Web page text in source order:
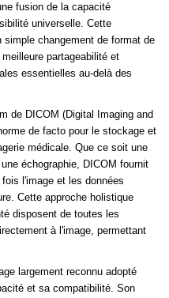
fusion de la capacité
universelle. Cette
changement de format de
partageabilité et
essentielles au-delà des
de DICOM (Digital Imaging and
de facto pour le stockage et
médicale. Que ce soit une
échographie, DICOM fournit
l'image et les données
Cette approche holistique
disposent de toutes les
à l'image, permettant
largement reconnu adopté
et sa compatibilité. Son